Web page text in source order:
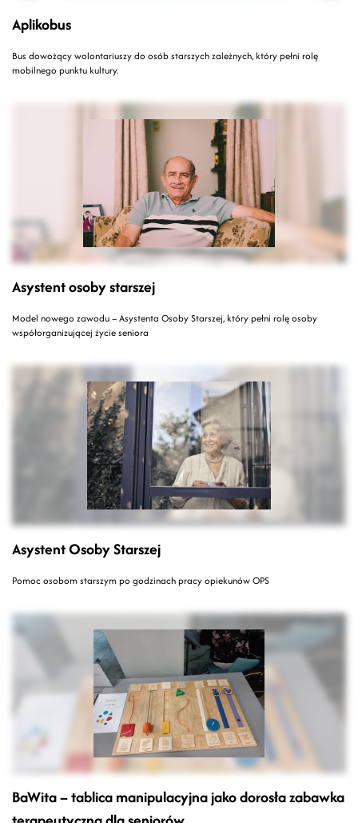
Aplikobus
Bus dowożący wolontariuszy do osób starszych zależnych, który pełni rolę
mobilnego punktu kultury.
Asystent osoby starszej
Model nowego zawodu – Asystenta Osoby Starszej, który pełni rolę osoby
współorganizującej życie seniora
Asystent Osoby Starszej
Pomoc osobom starszym po godzinach pracy opiekunów OPS
BaWita – tablica manipulacyjna jako dorosła zabawka